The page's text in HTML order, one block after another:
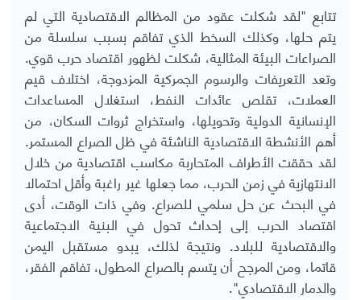
تتابع "لقد شكلت عقود من المظالم الاقتصادية التي لم
يتم حلها، وكذلك السخط الذي تفاقم بسبب سلسلة من
الصراعات البيئة المثالية، شكلت لظهور اقتصاد حرب قوي.
وتعد التعريفات والرسوم الجمركية المزدوجة، اختلاف قيم
العملات، تقلص عائدات النفط، استغلال المساعدات
الإنسانية الدولية وتحويلها، واستخراج ثروات السكان، من
أهم الأنشطة الاقتصادية الناشئة في ظل الصراع المستمر.
لقد حققت الأطراف المتحاربة مكاسب اقتصادية من خلال
الانتهازية في زمن الحرب، مما جعلها غير راغبة وأقل احتمالا
في البحث عن حل سلمي للصراع. وفي ذات الوقت، أدى
اقتصاد الحرب إلى إحداث تحول في البنية الاجتماعية
والاقتصادية للبلاد. ونتيجة لذلك، يبدو مستقبل اليمن
قاتما، ومن المرجح أن يتسم بالصراع المطول، تفاقم الفقر،
والدمار الاقتصادي".